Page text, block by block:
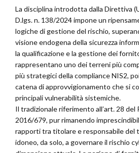
La disciplina introdotta dalla Direttiva
D.lgs. n. 138/2024 impone un
logiche di gestione del rischio,
visione endogena della sicurezza
la qualificazione e la gestione dei
rappresentano uno dei terreni più
più strategici della compliance NIS2,
catena di approvvigionamento che si
principali vulnerabilità sistemiche.
Il tradizionale riferimento all’art. 28 del
2016/679, pur rimanendo
rapporti tra titolare e responsabile del
idoneo, da solo, a governare il rischio